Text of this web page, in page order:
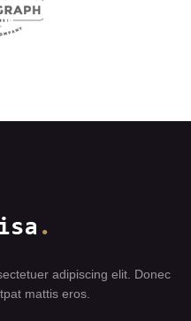
adipiscing elit. Donec
mattis eros.